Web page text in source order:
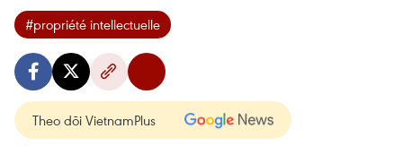
#propriété intellectuelle
Theo dõi VietnamPlus